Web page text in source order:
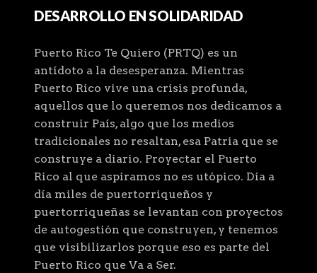
DESARROLLO EN SOLIDARIDAD
Puerto Rico Te Quiero (PRTQ) es un
antídoto a la desesperanza. Mientras
Puerto Rico vive una crisis profunda,
aquellos que lo queremos nos dedicamos a
construir País, algo que los medios
tradicionales no resaltan, esa Patria que se
construye a diario. Proyectar el Puerto
Rico al que aspiramos no es utópico. Día a
día miles de puertorriqueños y
puertorriqueñas se levantan con proyectos
de autogestión que construyen, y tenemos
que visibilizarlos porque eso es parte del
Puerto Rico que Va a Ser.